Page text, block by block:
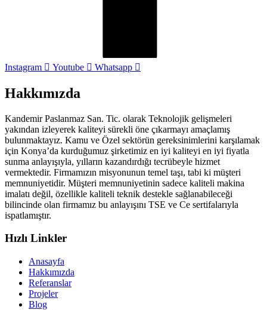
Instagram Youtube Whatsapp
Hakkımızda
Kandemir Paslanmaz San. Tic. olarak Teknolojik gelişmeleri
yakından izleyerek kaliteyi sürekli öne çıkarmayı amaçlamış
bulunmaktayız. Kamu ve Özel sektörün gereksinimlerini karşılamak
için Konya’da kurduğumuz şirketimiz en iyi kaliteyi en iyi fiyatla
sunma anlayışıyla, yılların kazandırdığı tecrübeyle hizmet
vermektedir. Firmamızın misyonunun temel taşı, tabi ki müşteri
memnuniyetidir. Müşteri memnuniyetinin sadece kaliteli makina
imalatı değil, özellikle kaliteli teknik destekle sağlanabileceği
bilincinde olan firmamız bu anlayışını TSE ve Ce sertifalarıyla
ispatlamıştır.
Hızlı Linkler
Anasayfa
Hakkımızda
Referanslar
Projeler
Blog